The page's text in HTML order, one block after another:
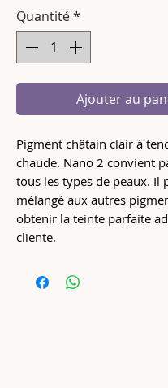
Quantité*
Ajouter au
Pigment châtain clair à
chaude. Nano 2 convient
tous les types de peaux. Il
mélangé aux autres
obtenir la teinte parfaite
cliente.